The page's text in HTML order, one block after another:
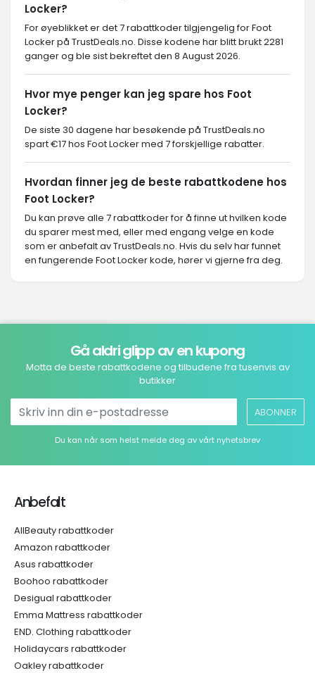
Locker?
For øyeblikket er det 7 rabattkoder tilgjengelig for Foot
Locker på TrustDeals.no. Disse kodene har blitt brukt 2281
ganger og ble sist bekreftet den 8 August 2026.
Hvor mye penger kan jeg spare hos Foot
Locker?
De siste 30 dagene har besøkende på TrustDeals.no
spart €17 hos Foot Locker med 7 forskjellige rabatter.
Hvordan finner jeg de beste rabattkodene hos
Foot Locker?
Du kan prøve alle 7 rabattkoder for å finne ut hvilken kode
du sparer mest med, eller med engang velge en kode
som er anbefalt av TrustDeals.no. Hvis du selv har funnet
en fungerende Foot Locker kode, hører vi gjerne fra deg.
Gå aldri glipp av en kupong
Motta de beste rabattkodene og tilbudene fra tusenvis av
butikker
ABONNER
Du kan når som helst melde deg av vårt nyhetsbrev
Anbefalt
AllBeauty rabattkoder
Amazon rabattkoder
Asus rabattkoder
Boohoo rabattkoder
Desigual rabattkoder
Emma Mattress rabattkoder
END. Clothing rabattkoder
Holidaycars rabattkoder
Oakley rabattkoder